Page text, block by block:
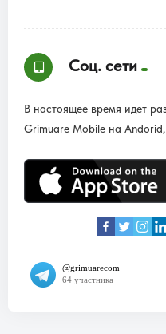
Соц. сети
В настоящее время идет
Grimuare Mobile на